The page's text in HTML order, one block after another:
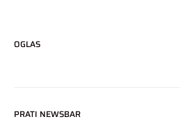
OGLAS
PRATI NEWSBAR